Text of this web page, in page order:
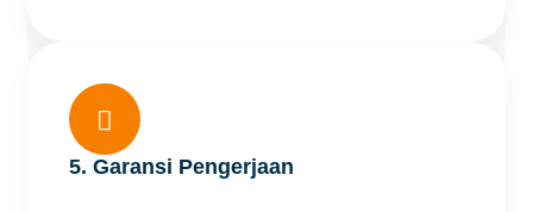

5. Garansi Pengerjaan